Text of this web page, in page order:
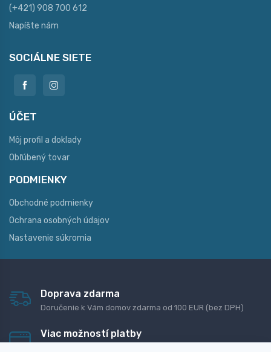
(+421) 908 700 612
Napíšte nám
SOCIÁLNE SIETE
ÚČET
Môj profil a doklady
Obľúbený tovar
PODMIENKY
Obchodné podmienky
Ochrana osobných údajov
Nastavenie súkromia
Doprava zdarma
Doručenie k Vám domov zdarma od 100 EUR (bez DPH)
Viac možností platby